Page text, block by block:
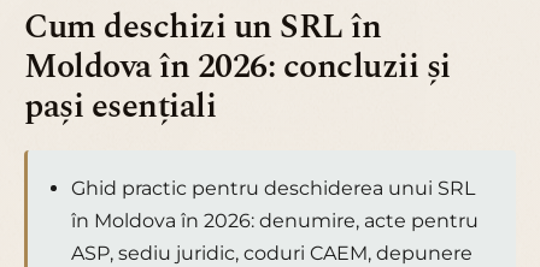
Cum deschizi un SRL în
Moldova în 2026: concluzii și
pași esențiali
Ghid practic pentru deschiderea unui SRL
în Moldova în 2026: denumire, acte pentru
ASP, sediu juridic, coduri CAEM, depunere